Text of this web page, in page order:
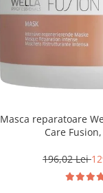
Masca reparatoare
Care
196,02 Lei